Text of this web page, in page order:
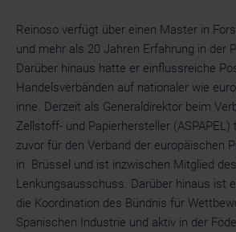
Reinoso verfügt über einen Master in
und mehr als 20 Jahren Erfahrung in der
Darüber hinaus hatte er einflussreiche
Handelsverbänden auf nationaler wie
inne. Derzeit als Generaldirektor beim
Zellstoff- und Papierhersteller
zuvor für den Verband der europäischen
in Brüssel und ist inzwischen Mitglied
Lenkungsausschuss. Darüber hinaus ist
die Koordination des Bündnis für
Spanischen Industrie und aktiv in der